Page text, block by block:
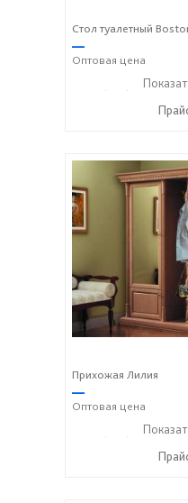
Стол туалетный
—
Оптовая цена
+7 (928) 229-52-42
Прихожая Лилия
—
Оптовая цена
+7 (928) 229-52-42